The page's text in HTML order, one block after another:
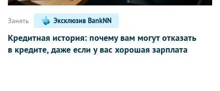
Занять Эксклюзив BankNN
Кредитная история: почему вам могут отказать
в кредите, даже если у вас хорошая зарплата